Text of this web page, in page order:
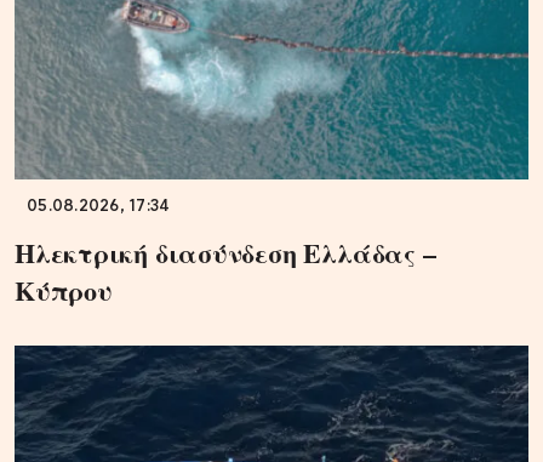
05.08.2026, 17:34
Ηλεκτρική διασύνδεση Ελλάδας –
Κύπρου